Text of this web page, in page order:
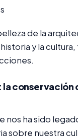
de la
y la
la
nos ha sido
sobre nuestra